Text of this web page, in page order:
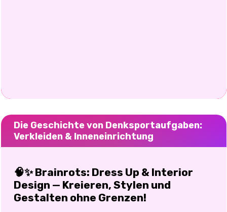
Die Geschichte von Denksportaufgaben:
Verkleiden & Inneneinrichtung
🧠✨Brainrots: Dress Up & Interior
Design — Kreieren, Stylen und
Gestalten ohne Grenzen!